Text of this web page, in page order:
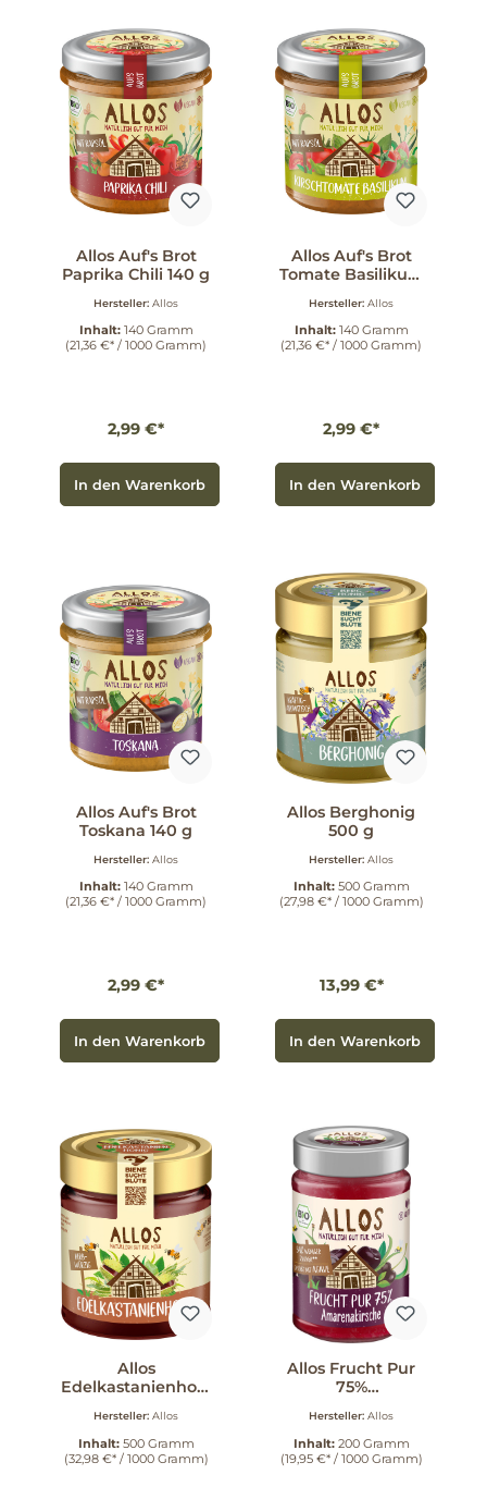
Allos Auf's Brot
Paprika Chili 140 g
Hersteller: Allos
Inhalt: 140 Gramm
(21,36 €* / 1000 Gramm)
2,99 €*
In den Warenkorb
Allos Auf's Brot
Tomate Basilikum
Hersteller: Allos
Inhalt: 140 Gramm
(21,36 €* / 1000 Gramm)
2,99 €*
In den Warenkorb
Allos Auf's Brot
Toskana 140 g
Hersteller: Allos
Inhalt: 140 Gramm
(21,36 €* / 1000 Gramm)
2,99 €*
In den Warenkorb
Allos Berghonig
500 g
Hersteller: Allos
Inhalt: 500 Gramm
(27,98 €* / 1000 Gramm)
13,99 €*
In den Warenkorb
Allos
Edelkastanienhoni
Hersteller: Allos
Inhalt: 500 Gramm
(32,98 €* / 1000 Gramm)
Allos Frucht Pur
75%
200 g
Hersteller: Allos
Inhalt: 200 Gramm
(19,95 €* / 1000 Gramm)